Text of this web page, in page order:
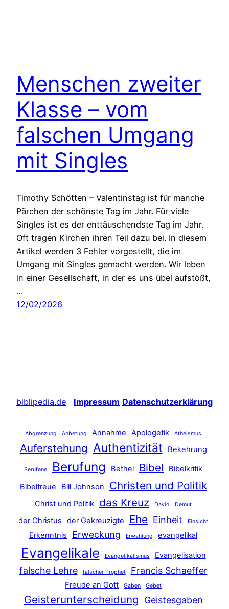
Menschen zweiter
Klasse – vom
falschen Umgang
mit Singles
Timothy Schötten – Valentinstag ist für manche
Pärchen der schönste Tag im Jahr. Für viele
Singles ist es der enttäuschendste Tag im Jahr.
Oft tragen Kirchen ihren Teil dazu bei. In diesem
Artikel werden 3 Fehler vorgestellt, die im
Umgang mit Singles gemacht werden. Wir leben
in einer Gesellschaft, in der es uns übel aufstößt,
…
12/02/2026
biblipedia.de Impressum Datenschutzerklärung
Abgrenzung Anbetung Annahme Apologetik Atheismus
Auferstehung Authentizität Bekehrung
Berufene Berufung Bethel Bibel
Bibelkritik
Bibeltreue
Bill Johnson Christen und Politik
Christ und Politik das Kreuz David Demut
der Christus der Gekreuzigte Ehe Einheit Einsicht
Erkenntnis Erweckung Erwählung evangelikal
Evangelikale Evangelikalismus Evangelisation
falsche Lehre falscher Prophet Francis Schaeffer
Freude an Gott Gaben Gebet
Geisterunterscheidung Geistesgaben